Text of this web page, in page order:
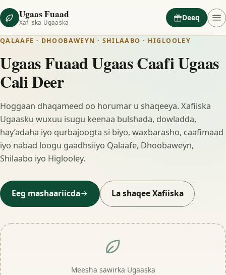
Ugaas Fuaad
Xafiiska Ugaaska
Deeq
QALAAFE · DHOOBAWEYN · SHILAABO · HIGLOOLEY
Ugaas Fuaad Ugaas Caafi Ugaas
Cali Deer
Hoggaan dhaqameed oo horumar u shaqeeya. Xafiiska
Ugaasku wuxuu isugu keenaa bulshada, dowladda,
hay’adaha iyo qurbajoogta si biyo, waxbarasho, caafimaad
iyo nabad loogu gaadhsiiyo Qalaafe, Dhoobaweyn,
Shilaabo iyo Higlooley.
Eeg mashaariicda La shaqee Xafiiska
Meesha sawirka Ugaaska